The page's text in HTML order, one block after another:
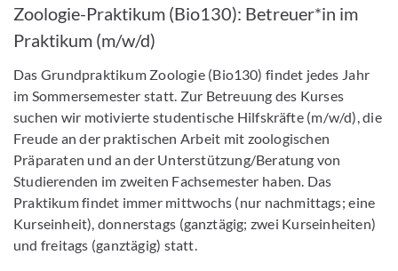
Zoologie-​Praktikum (Bio130): Betreuer*in im
Praktikum (m/w/d)
Das Grundpraktikum Zoologie (Bio130) findet jedes Jahr
im Sommersemester statt. Zur Betreuung des Kurses
suchen wir motivierte studentische Hilfskräfte (m/w/d), die
Freude an der praktischen Arbeit mit zoologischen
Präparaten und an der Unterstützung/Beratung von
Studierenden im zweiten Fachsemester haben. Das
Praktikum findet immer mittwochs (nur nachmittags; eine
Kurseinheit), donnerstags (ganztägig; zwei Kurseinheiten)
und freitags (ganztägig) statt.